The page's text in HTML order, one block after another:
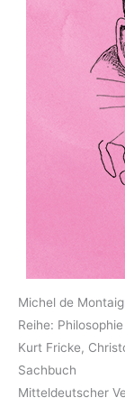
Michel de
Reihe:
Kurt Fricke,
Sachbuch
Mitteldeutscher